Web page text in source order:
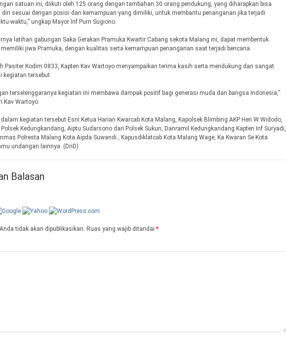
satuan ini, diikuti oleh 125 orang dengan tambahan 30 orang pendukung, yang diharapkan bisa
diri sesuai dengan posisi dan kemampuan yang dimiliki, untuk membantu penanganan jika terjadi
waktu,” ungkap Mayor Inf Purn Sugiono.
latihan gabungan Saka Gerakan Pramuka Kwartir Cabang sekota Malang ini, dapat membentuk
jiwa Pramuka, dengan kualitas serta kemampuan penanganan saat terjadi bencana.
Pasiter Kodim 0833, Kapten Kav Wartoyo menyampaikan terima kasih serta mendukung dan sangat
kegiatan tersebut.
terselenggaranya kegiatan ini membawa dampak positif bagi generasi muda dan bangsa Indonesia,”
Kav Wartoyo.
kegiatan tersebut Esni Ketua Harian Kwarcab Kota Malang, Kapolsek Blimbing AKP Heri W Widodo,
Kedungkandang, Aiptu Sudarsono dari Polsek Sukun, Danramil Kedungkandang Kapten Inf Suryadi,
Polresta Malang Kota Aipda Suwandi., Kapusdiklatcab Kota Malang Wage, Ka Kwaran Se Kota
undangan lainnya. (DnD)
Balasan
tidak akan dipublikasikan. Ruas yang wajib ditandai *